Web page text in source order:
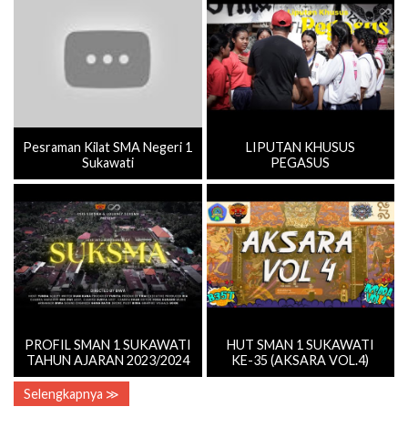
Pesraman Kilat SMA Negeri 1
Sukawati
LIPUTAN KHUSUS
PEGASUS
PROFIL SMAN 1 SUKAWATI
TAHUN AJARAN 2023/2024
HUT SMAN 1 SUKAWATI
KE-35 (AKSARA VOL.4)
Selengkapnya ≫